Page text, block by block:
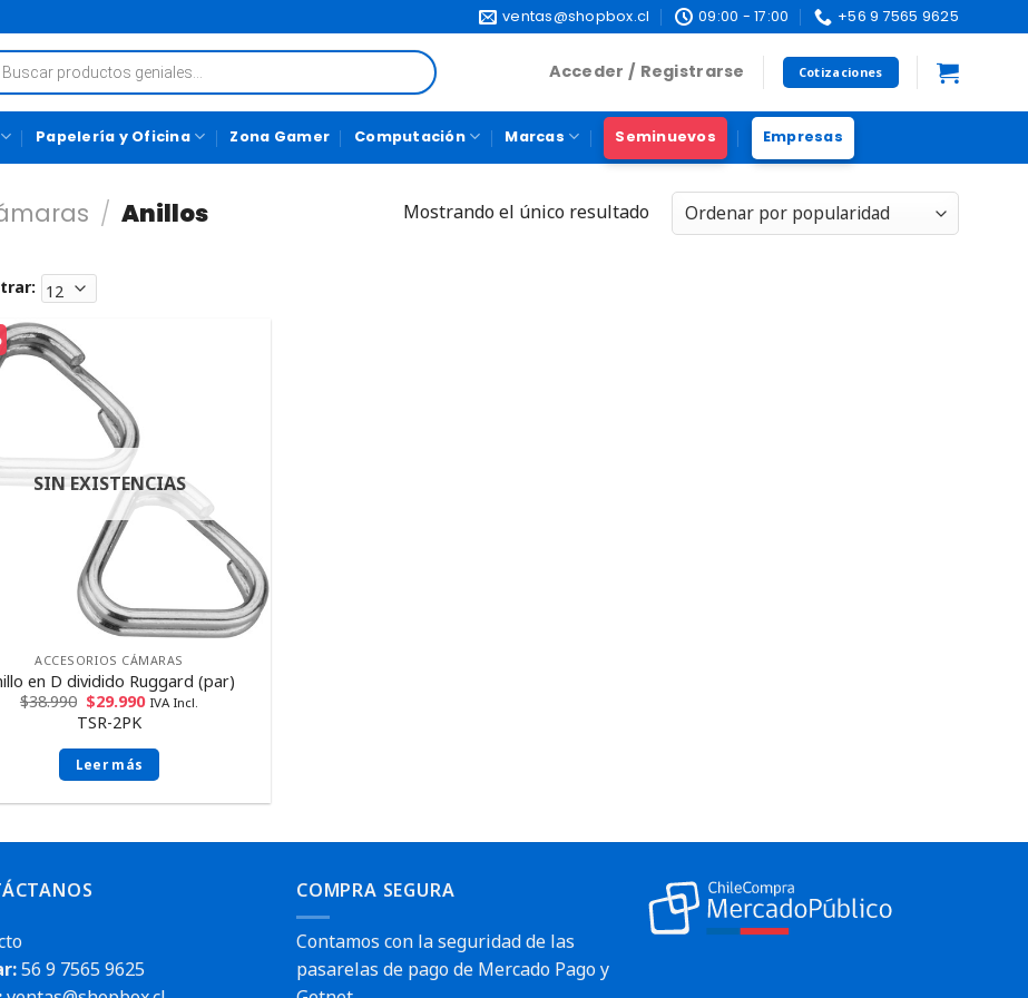
ventas@shopbox.cl 09:00 - 17:00 +56 9 7565 9625
Acceder / Registrarse Cotizaciones
Papelería y Oficina Zona Gamer Computación Marcas Seminuevos Empresas
/ Anillos Mostrando el único resultado
SIN EXISTENCIAS
ACCESORIOS CÁMARAS
en D dividido Ruggard (par)
$38.990 $29.990 IVA Incl.
TSR-2PK
Leer más
56 9 7565 9625
COMPRA SEGURA
Contamos con la seguridad de las
pasarelas de pago de Mercado Pago y